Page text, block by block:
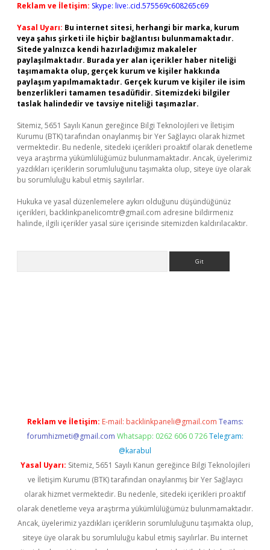
Reklam ve İletişim: Skype: live:.cid.575569c608265c69
Yasal Uyarı: Bu internet sitesi, herhangi bir marka, kurum
veya şahıs şirketi ile hiçbir bağlantısı bulunmamaktadır.
Sitede yalnızca kendi hazırladığımız makaleler
paylaşılmaktadır. Burada yer alan içerikler haber niteliği
taşımamakta olup, gerçek kurum ve kişiler hakkında
paylaşım yapılmamaktadır. Gerçek kurum ve kişiler ile isim
benzerlikleri tamamen tesadüfidir. Sitemizdeki bilgiler
taslak halindedir ve tavsiye niteliği taşımazlar.
Sitemiz, 5651 Sayılı Kanun gereğince Bilgi Teknolojileri ve İletişim
Kurumu (BTK) tarafından onaylanmış bir Yer Sağlayıcı olarak hizmet
vermektedir. Bu nedenle, sitedeki içerikleri proaktif olarak denetleme
veya araştırma yükümlülüğümüz bulunmamaktadır. Ancak, üyelerimiz
yazdıkları içeriklerin sorumluluğunu taşımakta olup, siteye üye olarak
bu sorumluluğu kabul etmiş sayılırlar.
Hukuka ve yasal düzenlemelere aykırı olduğunu düşündüğünüz
içerikleri, backlinkpanelicomtr@gmail.com adresine bildirmeniz
halinde, ilgili içerikler yasal süre içerisinde sitemizden kaldırılacaktır.
Reklam ve İletişim: E-mail: backlinkpaneli@gmail.com Teams:
forumhizmeti@gmail.com Whatsapp: 0262 606 0 726 Telegram:
@karabul
Yasal Uyarı: Sitemiz, 5651 Sayılı Kanun gereğince Bilgi Teknolojileri
ve İletişim Kurumu (BTK) tarafından onaylanmış bir Yer Sağlayıcı
olarak hizmet vermektedir. Bu nedenle, sitedeki içerikleri proaktif
olarak denetleme veya araştırma yükümlülüğümüz bulunmamaktadır.
Ancak, üyelerimiz yazdıkları içeriklerin sorumluluğunu taşımakta olup,
siteye üye olarak bu sorumluluğu kabul etmiş sayılırlar. Bu internet